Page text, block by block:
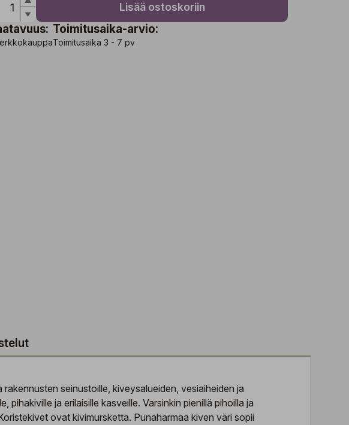
Lisää ostoskoriin
Toimitusaika-arvio:
Toimitusaika 3 - 7 pv
seinustoille, kiveysalueiden, vesiaiheiden ja
ja erilaisille kasveille. Varsinkin pienillä pihoilla ja
ovat kivimursketta. Punaharmaa kiven väri sopii